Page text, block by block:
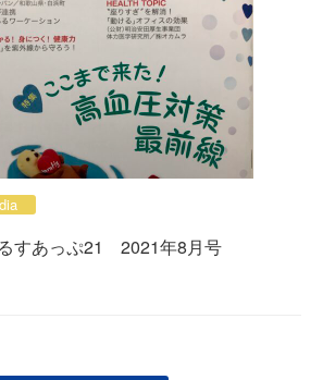
すあっぷ21 2021年8月号